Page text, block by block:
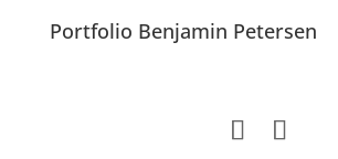
Portfolio Benjamin Petersen